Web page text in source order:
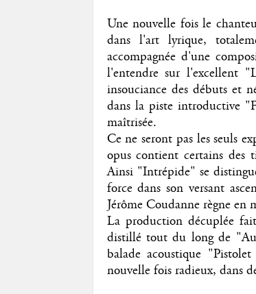
Une nouvelle fois le
dans l'art lyrique,
accompagnée d'une
l'entendre sur l'excellent
insouciance des débuts et
dans la piste introductive
maîtrisée.
Ce ne seront pas les seuls
opus contient certains des
Ainsi "Intrépide" se
force dans son versant
Jérôme Coudanne règne en
La production décuplée
distillé tout du long de
balade acoustique
nouvelle fois radieux, dans